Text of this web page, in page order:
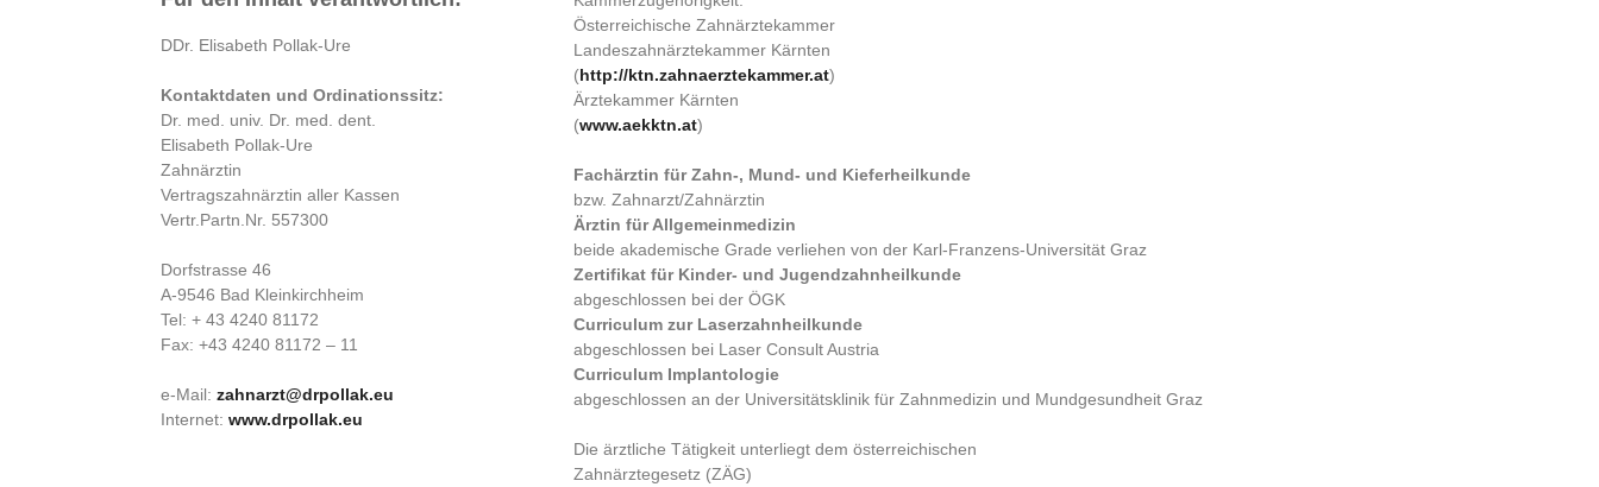
DDr. Elisabeth Pollak-Ure
Kontaktdaten und Ordinationssitz:
Dr. med. univ. Dr. med. dent.
Elisabeth Pollak-Ure
Zahnärztin
Vertragszahnärztin aller Kassen
Vertr.Partn.Nr. 557300
Dorfstrasse 46
A-9546 Bad Kleinkirchheim
Tel: + 43 4240 81172
Fax: +43 4240 81172 – 11
e-Mail: zahnarzt@drpollak.eu
Internet: www.drpollak.eu
Österreichische Zahnärztekammer
Landeszahnärztekammer Kärnten
(http://ktn.zahnaerztekammer.at)
Ärztekammer Kärnten
(www.aekktn.at)
Fachärztin für Zahn-, Mund- und Kieferheilkunde
bzw. Zahnarzt/Zahnärztin
Ärztin für Allgemeinmedizin
beide akademische Grade verliehen von der Karl-Franzens-Universität Graz
Zertifikat für Kinder- und Jugendzahnheilkunde
abgeschlossen bei der ÖGK
Curriculum zur Laserzahnheilkunde
abgeschlossen bei Laser Consult Austria
Curriculum Implantologie
abgeschlossen an der Universitätsklinik für Zahnmedizin und Mundgesundheit Graz
Die ärztliche Tätigkeit unterliegt dem österreichischen
Zahnärztegesetz (ZÄG)